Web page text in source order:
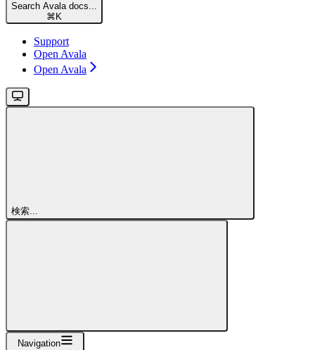
Search Avala docs...
⌘ K
Support
Open Avala
Open Avala
検索...
Navigation